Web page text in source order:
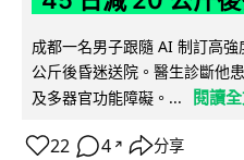
成都一名男子跟隨 AI 制訂高
公斤後昏迷送院。醫生診斷他
及多器官功能障礙。...
閱讀
22 4 ↗ 分享